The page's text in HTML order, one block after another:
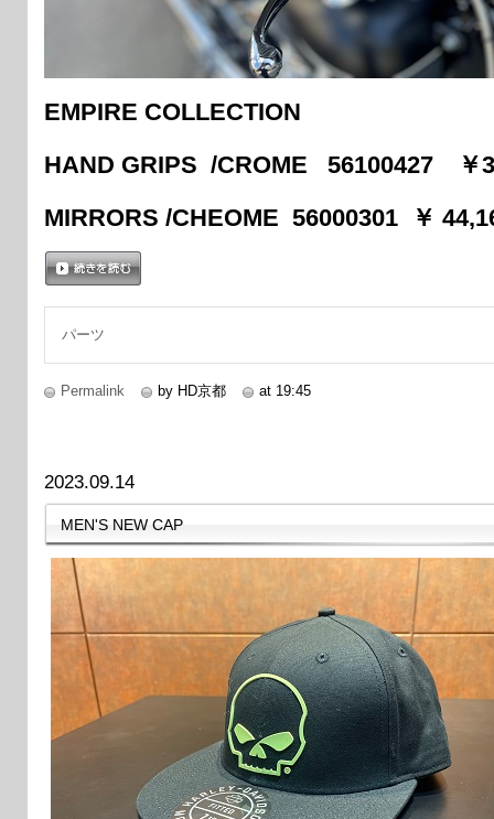
EMPIRE COLLECTION
HAND GRIPS /CROME 56100427 ￥
MIRRORS /CHEOME 56000301 ￥
パーツ
Permalink by HD京都 at 19:45
2023.09.14
MEN'S NEW CAP